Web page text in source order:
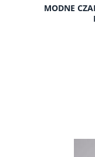
MODNE